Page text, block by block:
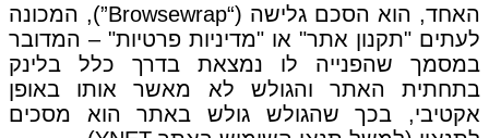
האחד, הוא הסכם גלישה (“Browsewrap”), המכונה
לעתים "תקנון אתר" או "מדיניות פרטיות" – המדובר
במסמך שהפנייה לו נמצאת בדרך כלל בלינק
בתחתית האתר והגולש לא מאשר אותו באופן
אקטיבי, בכך שהגולש גולש באתר הוא מסכים